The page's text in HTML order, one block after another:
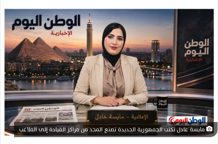
ل
ب
ي
د
ا
إ
ل
ك
ت
ر
و
مايسة عادل تكتب الجمهورية الجديدة تصنع المجد من مراكز القيادة إلى الملاعب